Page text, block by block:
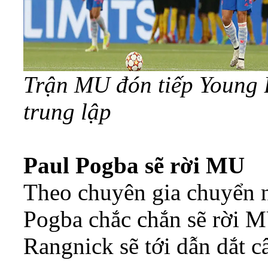
Trận MU đón tiếp Young
trung lập
Paul Pogba sẽ rời MU
Theo chuyên gia chuyển
Pogba chắc chắn sẽ rời
Rangnick sẽ tới dẫn dắt